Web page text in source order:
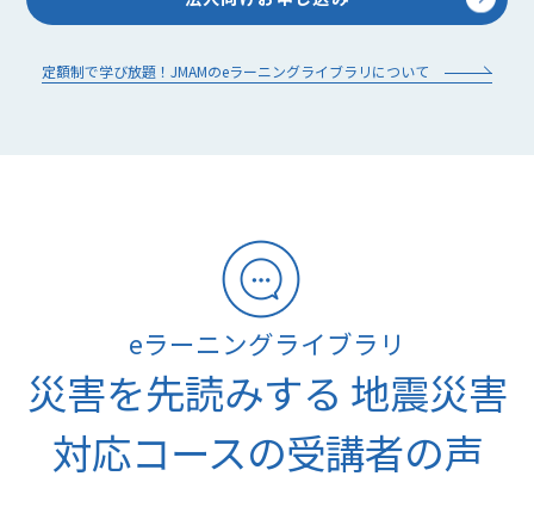
定額制で学び放題！JMAMのeラーニングライブラリについて
eラーニングライブラリ
災害を先読みする 地震災害
対応コースの受講者の声